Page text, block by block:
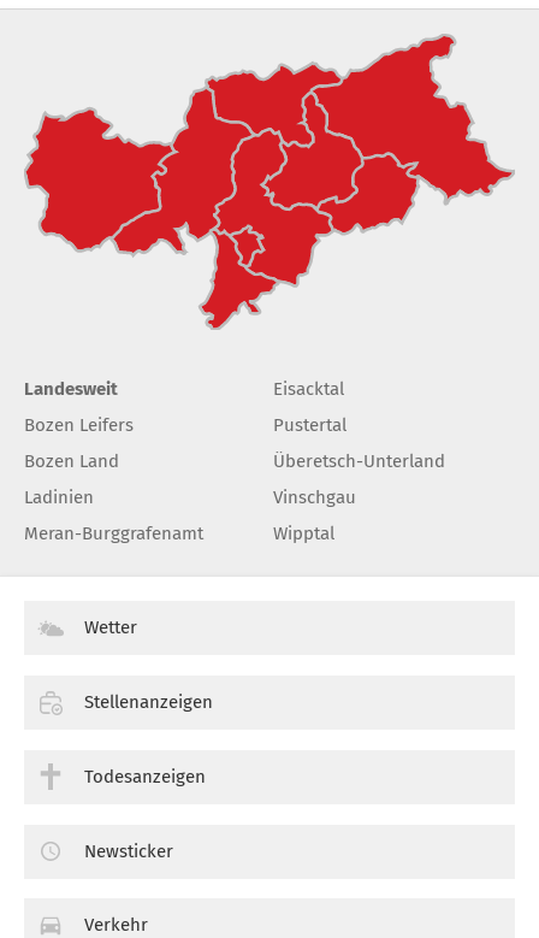
Landesweit
Bozen Leifers
Bozen Land
Ladinien
Meran-Burggrafenamt
Eisacktal
Pustertal
Überetsch-Unterland
Vinschgau
Wipptal
Wetter
Stellenanzeigen
Todesanzeigen
Newsticker
Verkehr